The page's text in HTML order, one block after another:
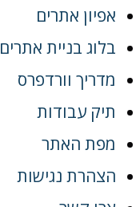
אפיון אתרים
בלוג בניית אתרים
מדריך וורדפרס
תיק עבודות
מפת האתר
הצהרת נגישות